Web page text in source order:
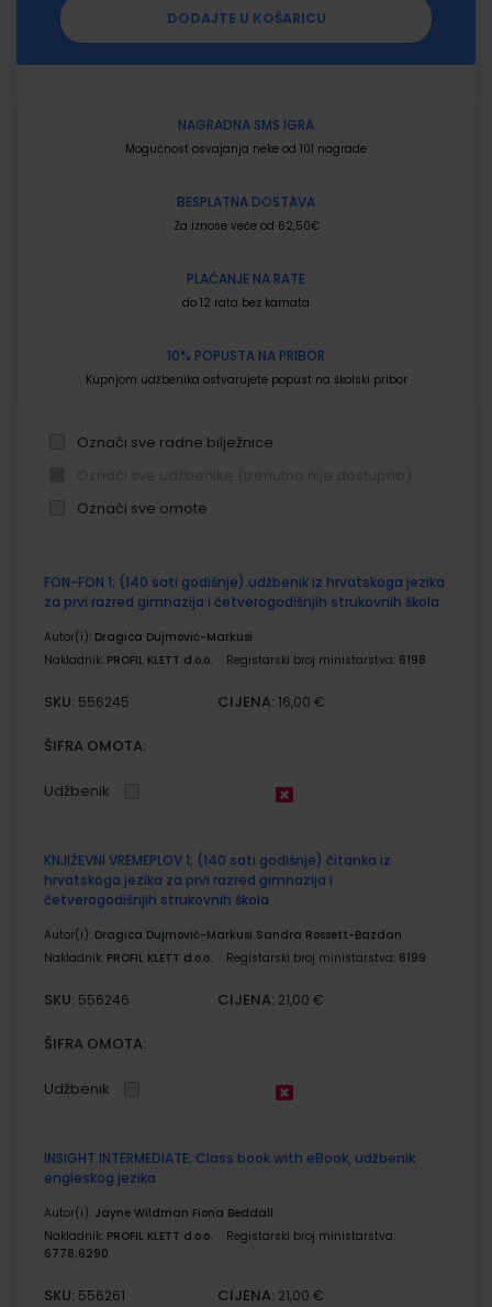
DODAJTE U KOŠARICU
NAGRADNA SMS IGRA
Mogućnost osvajanja neke od 101 nagrade
BESPLATNA DOSTAVA
Za iznose veće od 62,50€
PLAĆANJE NA RATE
do 12 rata bez kamata
10% POPUSTA NA PRIBOR
Kupnjom udžbenika ostvarujete popust na školski pribor
Označi sve radne bilježnice
Označi sve omote
proizvodi
FON-FON 1; (140 sati godišnje) udžbenik iz hrvatskoga jezika
za prvi razred gimnazija i četverogodišnjih strukovnih škola
Autor(i): Dragica Dujmović-Markusi
Nakladnik: PROFIL KLETT d.o.o. Registarski broj ministarstva: 6198
SKU: 556245 CIJENA: 16,00 €
ŠIFRA OMOTA:
Udžbenik
KNJIŽEVNI VREMEPLOV 1; (140 sati godišnje) čitanka iz
hrvatskoga jezika za prvi razred gimnazija i
četverogodišnjih strukovnih škola
Autor(i): Dragica Dujmović-Markusi Sandra Rossett-Bazdan
Nakladnik: PROFIL KLETT d.o.o. Registarski broj ministarstva: 6199
SKU: 556246 CIJENA: 21,00 €
ŠIFRA OMOTA:
Udžbenik
INSIGHT INTERMEDIATE; Class book with eBook, udžbenik
engleskog jezika
Autor(i): Jayne Wildman Fiona Beddall
Nakladnik: PROFIL KLETT d.o.o.
Registarski broj ministarstva:
6778;6290
SKU: 556261 CIJENA: 21,00 €